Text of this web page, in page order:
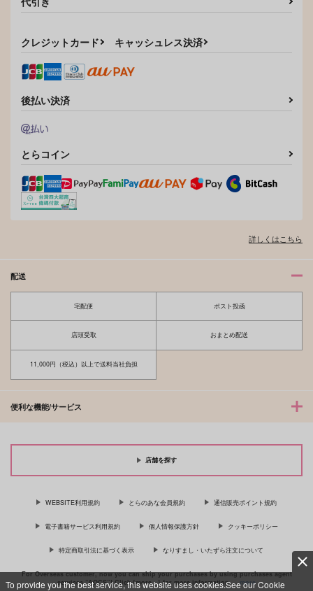
To provide you the best service, this website uses cookies.See our Cookie
クレジットカード キャッシュレス決済
後払い決済
とらコイン
詳しくはこちら
配送
宅配便 ポスト投函
店頭受取 おまとめ配送
11,000円（税込）以上で送料当社負担
便利な機能/サービス
店舗を探す
WEBSITE利用規約 とらのあな会員規約 通信販売ポイント規約
電子書籍サービス利用規約 個人情報保護方針 クッキーポリシー
特定商取引法に基づく表示 なりすまし・いたずら注文について
For Overseas customer, now you can ship your purchases by using purchases agent
services “AOCS”! Click {more…} for more information … more